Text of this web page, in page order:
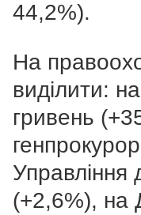
44,2%).
На
виділити:
гривень
(+2,6%), на